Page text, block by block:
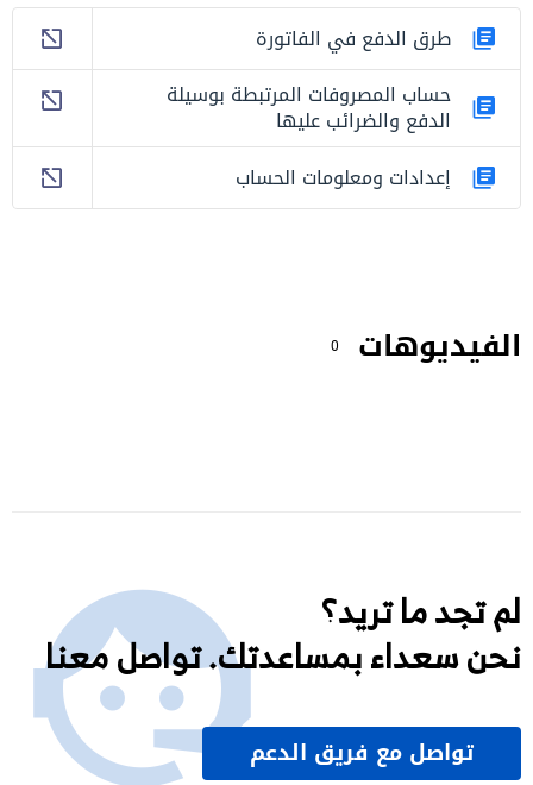
طرق الدفع في الفاتورة
حساب المصروفات المرتبطة بوسيلة
الدفع والضرائب عليها
إعدادات ومعلومات الحساب
الفيديوهات 0
لم تجد ما تريد؟
نحن سعداء بمساعدتك. تواصل معنا
تواصل مع فريق الدعم